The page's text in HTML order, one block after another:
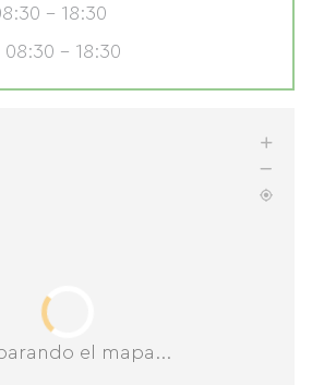
el mapa...
- 18:30
08:30 - 18:30